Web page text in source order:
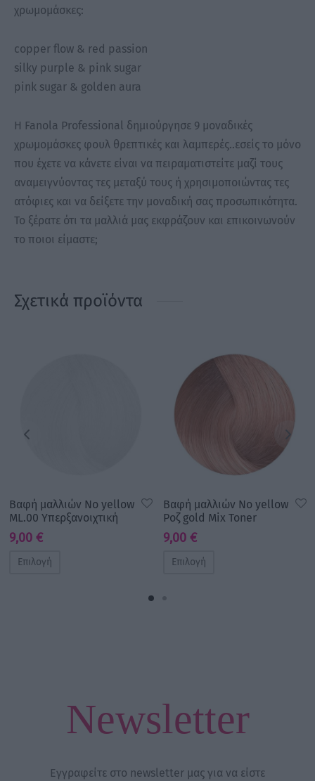
χρωμομάσκες:
copper flow & red passion
silky purple & pink sugar
pink sugar & golden aura
Η Fanola Professional δημιούργησε 9 μοναδικές
χρωμομάσκες φουλ θρεπτικές και λαμπερές..εσείς το μόνο
που έχετε να κάνετε είναι να πειραματιστείτε μαζί τους
αναμειγνύοντας τες μεταξύ τους ή χρησιμοποιώντας τες
ατόφιες και να δείξετε την μοναδική σας προσωπικότητα.
Το ξέρατε ότι τα μαλλιά μας εκφράζουν και επικοινωνούν
το ποιοι είμαστε;
Σχετικά προϊόντα
Βαφή μαλλιών No yellow
ML.00 Υπερξανοιχτική
9,00 €
Επιλογή
Βαφή μαλλιών No yellow
Ροζ gold Mix Toner
9,00 €
Επιλογή
Newsletter
Εγγραφείτε στο newsletter μας για να είστε